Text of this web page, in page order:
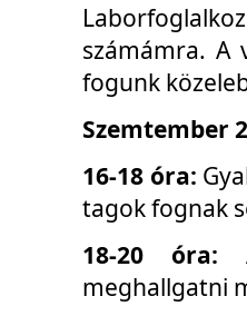
számámra. A
fogunk
Szemtember
16-18 óra:
tagok fognak
18-20 óra:
meghallgatni